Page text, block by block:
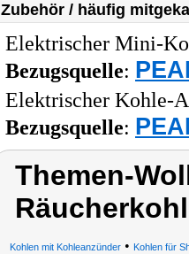
Zubehör / häufig
Elektrischer Mini-
Bezugsquelle:
Elektrischer Kohle-
Bezugsquelle:
Themen-
Kohlen mit Kohleanzünder • Kohlen für